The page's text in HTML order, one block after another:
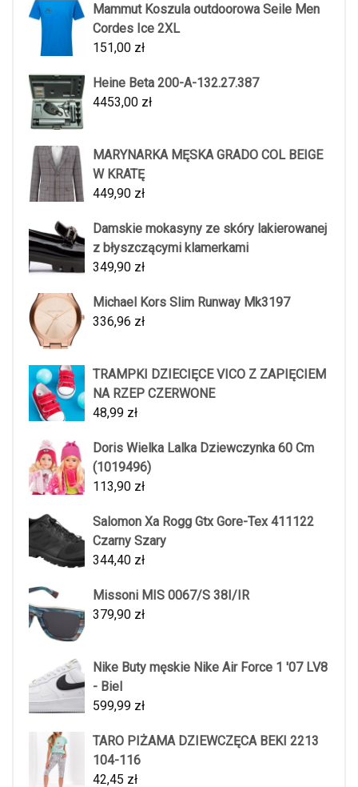
Mammut Koszula outdoorowa Seile Men
Cordes Ice 2XL
151,00 zł
Heine Beta 200-A-132.27.387
4453,00 zł
MARYNARKA MĘSKA GRADO COL BEIGE
W KRATĘ
449,90 zł
Damskie mokasyny ze skóry lakierowanej
z błyszczącymi klamerkami
349,90 zł
Michael Kors Slim Runway Mk3197
336,96 zł
TRAMPKI DZIECIĘCE VICO Z ZAPIĘCIEM
NA RZEP CZERWONE
48,99 zł
Doris Wielka Lalka Dziewczynka 60 Cm
(1019496)
113,90 zł
Salomon Xa Rogg Gtx Gore-Tex 411122
Czarny Szary
344,40 zł
Missoni MIS 0067/S 38I/IR
379,90 zł
Nike Buty męskie Nike Air Force 1 '07 LV8
- Biel
599,99 zł
TARO PIŻAMA DZIEWCZĘCA BEKI 2213
104-116
42,45 zł